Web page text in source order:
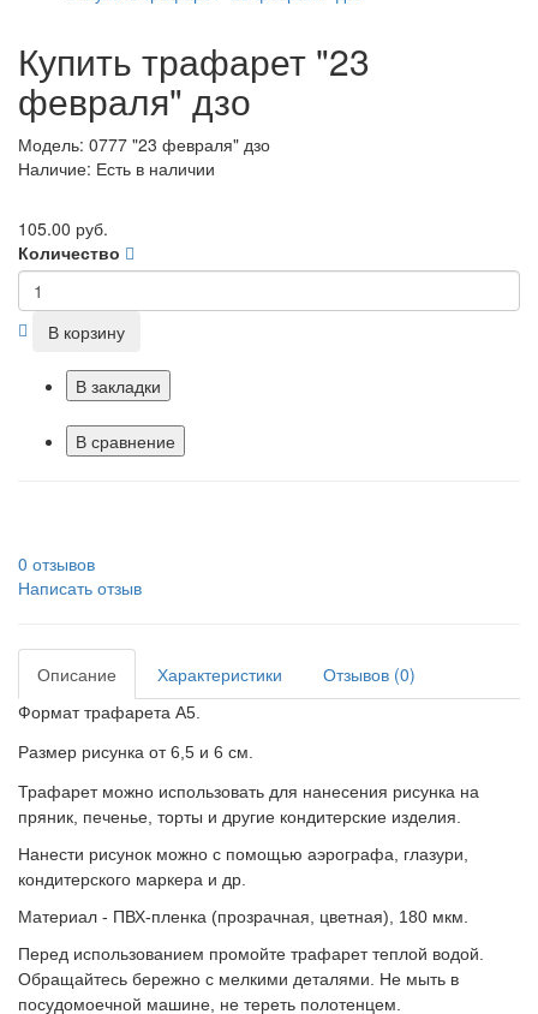
Купить трафарет "23
февраля" дзо
Модель: 0777 "23 февраля" дзо
Наличие: Есть в наличии
105.00 руб.
Количество
В корзину
В закладки
В сравнение
0 отзывов
Написать отзыв
Описание Характеристики Отзывов (0)
Формат трафарета А5.
Размер рисунка от 6,5 и 6 см.
Трафарет можно использовать для нанесения рисунка на
пряник, печенье, торты и другие кондитерские изделия.
Нанести рисунок можно с помощью аэрографа, глазури,
кондитерского маркера и др.
Материал - ПВХ-пленка (прозрачная, цветная), 180 мкм.
Перед использованием промойте трафарет теплой водой.
Обращайтесь бережно с мелкими деталями. Не мыть в
посудомоечной машине, не тереть полотенцем.